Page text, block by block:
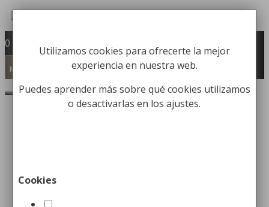
Saltar
contenido
equipamiento para la higiene industrial
Búsqueda
de
productos
Buscar
0
Menú
OFERTAS /
Hervidor de Agua en Acero
Utilizamos cookies para ofrecerte la mejor
experiencia en nuestra web.
Puedes aprender más sobre qué cookies utilizamos
o desactivarlas en los ajustes.
Cookies